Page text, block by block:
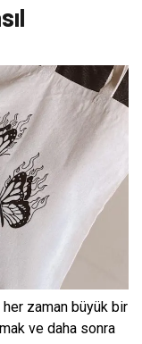
her zaman büyük bir
ve daha sonra